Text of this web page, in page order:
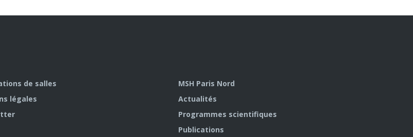
de salles
légales
MSH Paris Nord
Actualités
Programmes scientifiques
Publications